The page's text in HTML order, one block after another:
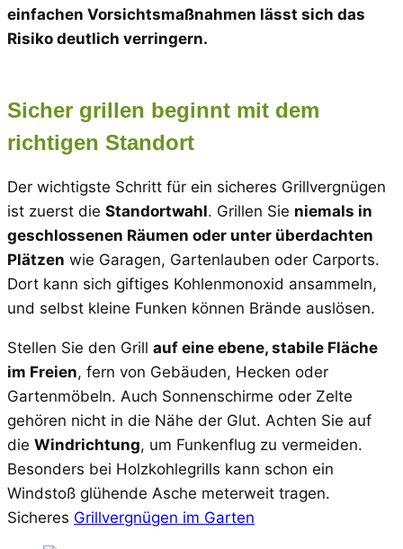
einfachen Vorsichtsmaßnahmen lässt sich das
Risiko deutlich verringern.
Sicher grillen beginnt mit dem
richtigen Standort
Der wichtigste Schritt für ein sicheres Grillvergnügen
ist zuerst die Standortwahl. Grillen Sie niemals in
geschlossenen Räumen oder unter überdachten
Plätzen wie Garagen, Gartenlauben oder Carports.
Dort kann sich giftiges Kohlenmonoxid ansammeln,
und selbst kleine Funken können Brände auslösen.
Stellen Sie den Grill auf eine ebene, stabile Fläche
im Freien, fern von Gebäuden, Hecken oder
Gartenmöbeln. Auch Sonnenschirme oder Zelte
gehören nicht in die Nähe der Glut. Achten Sie auf
die Windrichtung, um Funkenflug zu vermeiden.
Besonders bei Holzkohlegrills kann schon ein
Windstoß glühende Asche meterweit tragen.
Sicheres Grillvergnügen im Garten